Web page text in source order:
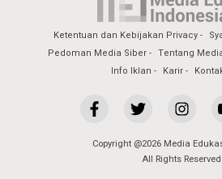
Ketentuan dan Kebijakan Privacy
Pedoman Media Siber
Tentang
Info Iklan
Karir
Copyright @2026 Media
All Rights Reserved